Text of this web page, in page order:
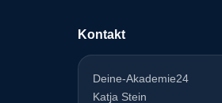
Kontakt
Deine-Akademie24
Katja Stein